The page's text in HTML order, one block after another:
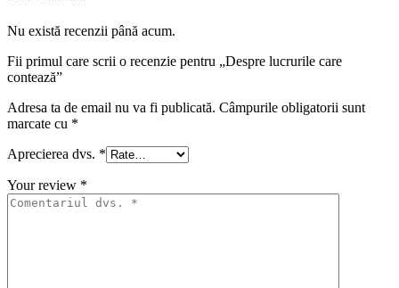
Nu există recenzii până acum.
Fii primul care scrii o recenzie pentru „Despre lucrurile care
contează”
Adresa ta de email nu va fi publicată. Câmpurile obligatorii sunt
marcate cu *
Aprecierea dvs. *
Your review *